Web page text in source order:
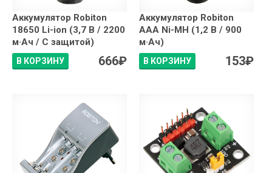
Аккумулятор Robiton
18650 Li-ion (3,7 В / 2200
м·Ач / С защитой)
В КОРЗИНУ 666₽
Аккумулятор Robiton
AAA Ni-MH (1,2 В / 900
м·Ач)
В КОРЗИНУ 153₽